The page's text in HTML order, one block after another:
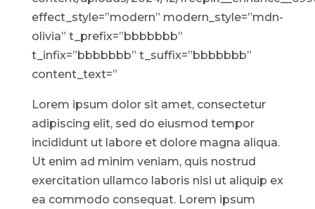
effect_style=”modern” modern_style=”mdn-
olivia” t_prefix=”bbbbbbb”
t_infix=”bbbbbbb” t_suffix=”bbbbbbb”
content_text=”
Lorem ipsum dolor sit amet, consectetur
adipiscing elit, sed do eiusmod tempor
incididunt ut labore et dolore magna aliqua.
Ut enim ad minim veniam, quis nostrud
exercitation ullamco laboris nisi ut aliquip ex
ea commodo consequat. Lorem ipsum